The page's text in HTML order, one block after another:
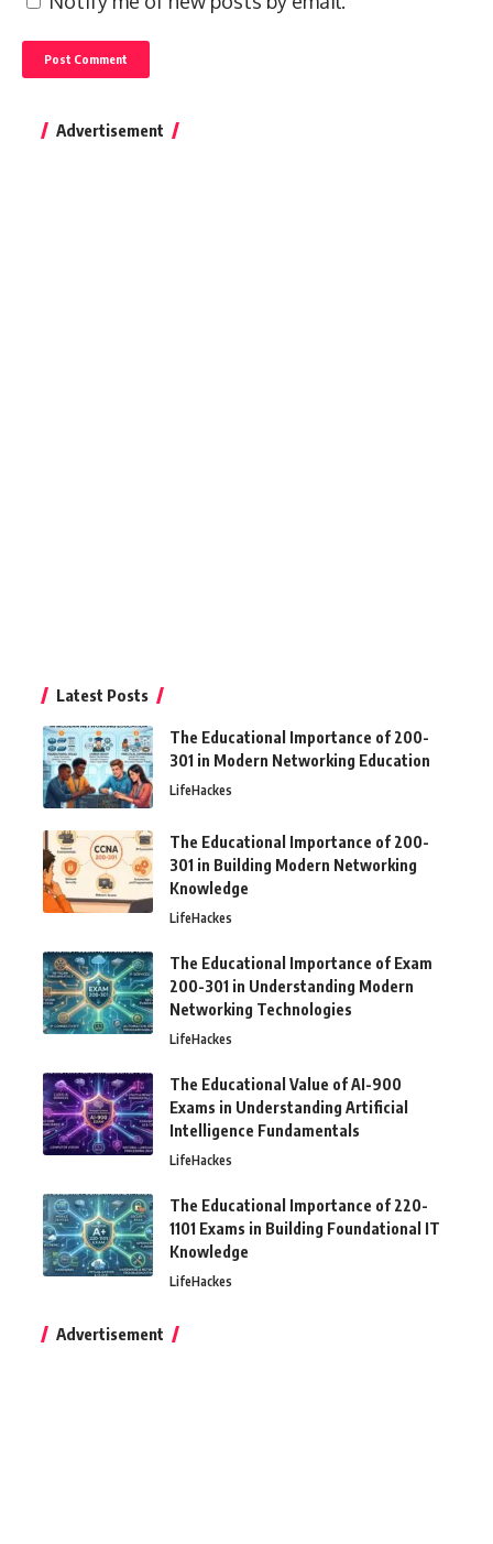
Advertisement
Latest Posts
The Educational Importance of 200-
301 in Modern Networking Education
LifeHackes
The Educational Importance of 200-
301 in Building Modern Networking
Knowledge
LifeHackes
The Educational Importance of Exam
200-301 in Understanding Modern
Networking Technologies
LifeHackes
The Educational Value of AI-900
Exams in Understanding Artificial
Intelligence Fundamentals
LifeHackes
The Educational Importance of 220-
1101 Exams in Building Foundational IT
Knowledge
LifeHackes
Advertisement